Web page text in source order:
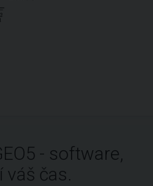
- software,
váš čas.